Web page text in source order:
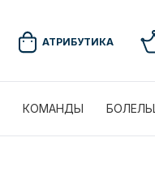
АТРИБУТИКА
КОМАНДЫ